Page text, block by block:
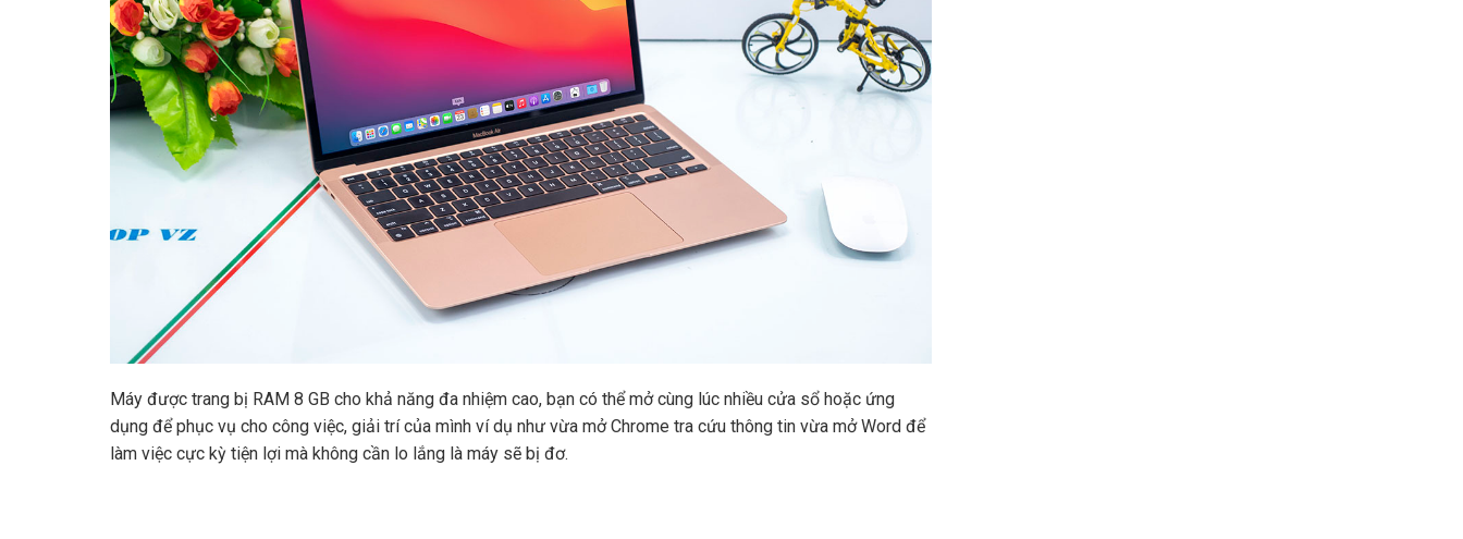
Máy được trang bị RAM 8 GB cho khả năng đa nhiệm cao, bạn có thể mở cùng lúc nhiều cửa sổ hoặc ứng
dụng để phục vụ cho công việc, giải trí của mình ví dụ như vừa mở Chrome tra cứu thông tin vừa mở Word để
làm việc cực kỳ tiện lợi mà không cần lo lắng là máy sẽ bị đơ.